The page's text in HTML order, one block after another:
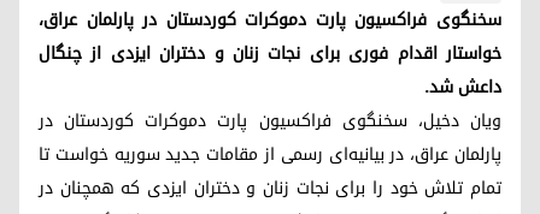
سخنگوی فراکسیون پارت دموکرات کوردستان در پارلمان عراق،
خواستار اقدام فوری برای نجات زنان و دختران ایزدی از چنگال
داعش شد.
ویان دخیل، سخنگوی فراکسیون پارت دموکرات کوردستان در
پارلمان عراق، در بیانیه‌ای رسمی از مقامات جدید سوریه خواست تا
تمام تلاش خود را برای نجات زنان و دختران ایزدی که همچنان در